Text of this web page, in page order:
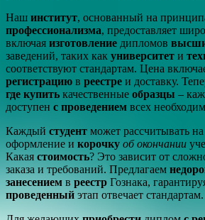
Наш институт, основанный на
профессионализма, предоставляет
включая изготовление дипломов
заведений, таких как университет и
соответствуют стандартам. Цена
регистрацию в реестре и доставку.
где купить качественные образцы –
доступен с проведением всех
Каждый студент может рассчитывать на
оформление и корочку об окончании
Какая стоимость? Это зависит от
заказа и требований. Предлагаем
занесением в реестр Гознака,
проведенный этап отвечает стандартам.